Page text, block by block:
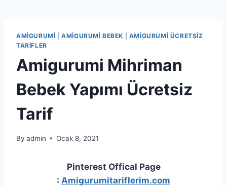
AMIGURUMI |AMIGURUMI BEBEK
AMIGURUMI ÜCRETSIZ
TARIFLER
Amigurumi Mihriman
Bebek Yapımı Ücretsiz
Tarif
By admin Ocak 8, 2021
Pinterest Offical Page
: Amigurumitariflerim.com